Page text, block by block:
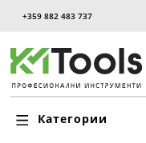
+359 882 483 737
Категории